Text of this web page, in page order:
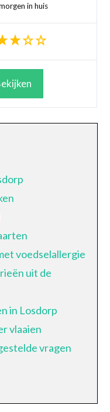
in huis
voedselallergie
uit de
in Losdorp
vlaaien
vragen